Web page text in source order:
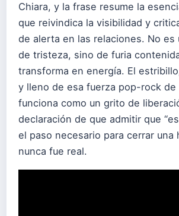
Chiara, y la frase resume la
que reivindica la visibilidad y
de alerta en las relaciones. No es
de tristeza, sino de furia
transforma en energía. El
y lleno de esa fuerza pop-rock de
funciona como un grito de
declaración de que admitir que
el paso necesario para cerrar una
nunca fue real.